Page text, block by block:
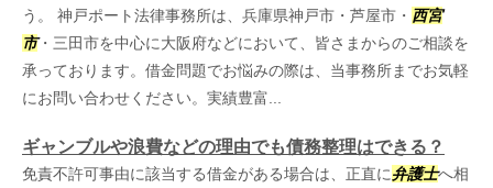
う。 神戸ポート法律事務所は、兵庫県神戸市・芦屋市・ 西宮
市・三田市を中心に大阪府などにおいて、皆さまからのご相談を
承っております。借金問題でお悩みの際は、当事務所までお気軽
にお問い合わせください。実績豊富...
ギャンブルや浪費などの理由でも債務整理はできる？
免責不許可事由に該当する借金がある場合は、正直に弁護士へ相